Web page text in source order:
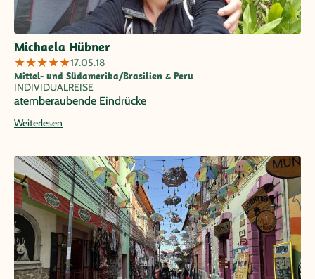
Michaela Hübner
★★★★★17.05.18
Mittel- und Südamerika/Brasilien & Peru
INDIVIDUALREISE
atemberaubende Eindrücke
Weiterlesen